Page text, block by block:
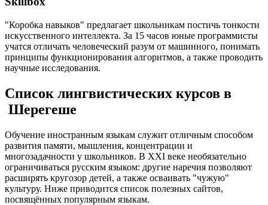
"Коробка навыков" предлагает школьникам постичь тонкости
искусственного интеллекта. За 15 часов юные программисты
учатся отличать человеческий разум от машинного, понимать
принципы функционирования алгоритмов, а также проводить
научные исследования.
Список лингвистических курсов в
Шерегеше
Обучение иностранным языкам служит отличным способом
развития памяти, мышления, концентрации и
многозадачности у школьников. В XXI веке необязательно
ограничиваться русским языком: другие наречия позволяют
расширять кругозор детей, а также осваивать "чужую"
культуру. Ниже приводится список полезных сайтов,
посвящённых популярным языкам.